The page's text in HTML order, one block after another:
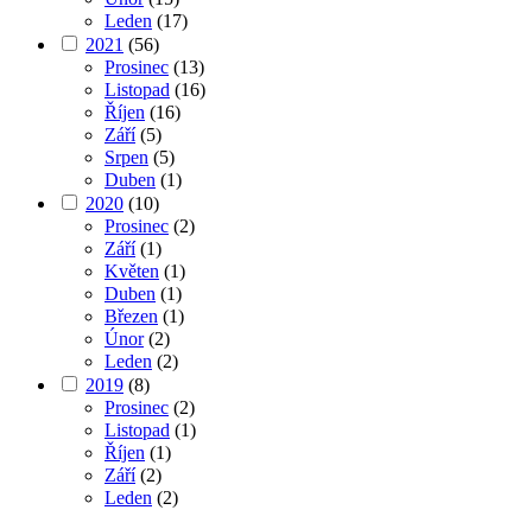
Leden (17)
2021 (56)
Prosinec (13)
Listopad (16)
Říjen (16)
Září(5)
Srpen (5)
Duben (1)
2020 (10)
Prosinec (2)
Září(1)
Květen (1)
Duben (1)
Březen (1)
Únor(2)
Leden (2)
2019 (8)
Prosinec (2)
Listopad (1)
Říjen (1)
Září(2)
Leden (2)